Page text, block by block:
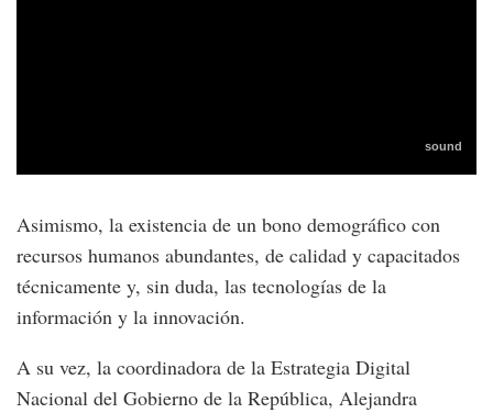
Asimismo, la existencia de un bono demográfico con
recursos humanos abundantes, de calidad y capacitados
técnicamente y, sin duda, las tecnologías de la
información y la innovación.
A su vez, la coordinadora de la Estrategia Digital
Nacional del Gobierno de la República, Alejandra